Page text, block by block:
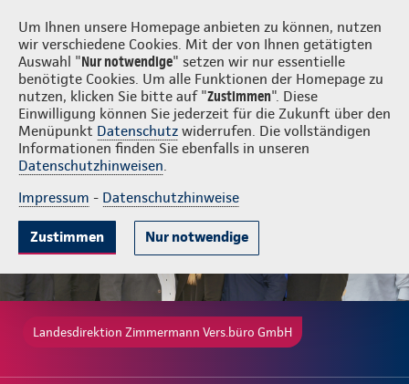
Um Ihnen unsere Homepage anbieten zu können, nutzen
wir verschiedene Cookies. Mit der von Ihnen getätigten
Auswahl "Nur notwendige" setzen wir nur essentielle
benötigte Cookies. Um alle Funktionen der Homepage zu
nutzen, klicken Sie bitte auf "Zustimmen". Diese
Einwilligung können Sie jederzeit für die Zukunft über den
Menüpunkt Datenschutz widerrufen. Die vollständigen
Informationen finden Sie ebenfalls in unseren
Datenschutzhinweisen.
Impressum - Datenschutzhinweise
Zustimmen Nur notwendige
Zimmermann Vers.büro GmbH Login
Gute Gründe Tarife & Leistungen Wissenswertes Beratung &
Landesdirektion Zimmermann Vers.büro GmbH